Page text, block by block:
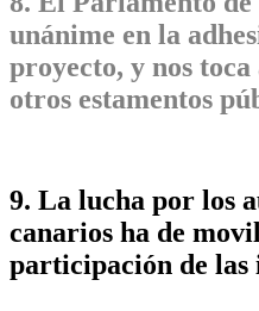
unánime en la
proyecto, y nos
otros estamentos
9. La lucha por los
canarios ha de
participación de las